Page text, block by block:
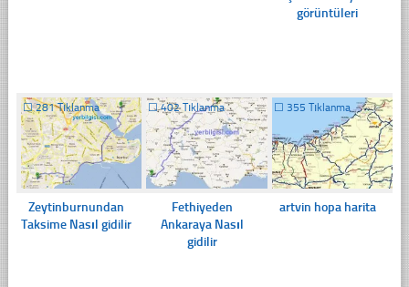
görüntüleri
☐281 Tıklanma
Zeytinburnundan
Taksime Nasıl gidilir
☐402 Tıklanma
Fethiyeden
Ankaraya Nasıl
gidilir
☐ 355 Tıklanma
artvin hopa harita